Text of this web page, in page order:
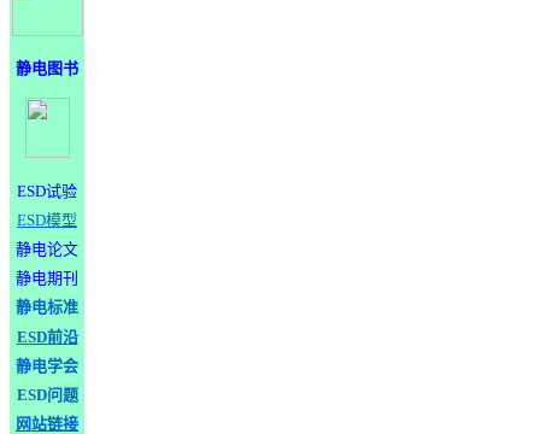
静电图书
ESD试验
ESD模型
静电论文
静电期刊
静电标准
ESD前沿
静电学会
ESD问题
网站链接